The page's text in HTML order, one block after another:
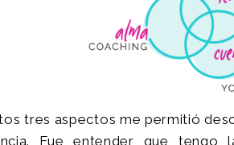
tres aspectos me permitió
Fue entender que tengo